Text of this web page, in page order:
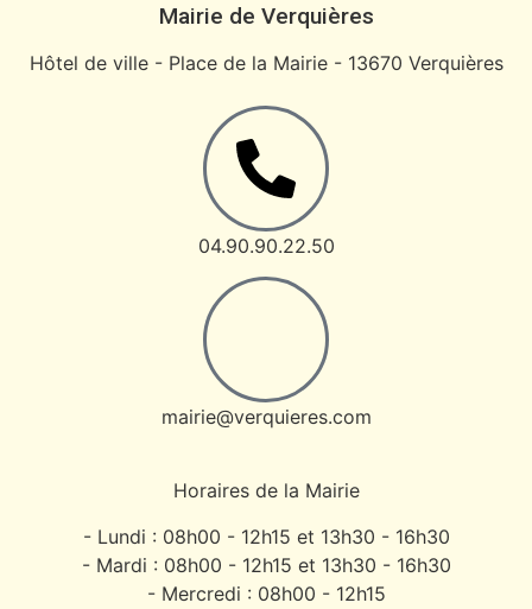
Mairie de Verquières
Hôtel de ville - Place de la Mairie - 13670 Verquières
04.90.90.22.50
mairie@verquieres.com
Horaires de la Mairie
- Lundi : 08h00 - 12h15 et 13h30 - 16h30
- Mardi : 08h00 - 12h15 et 13h30 - 16h30
- Mercredi : 08h00 - 12h15